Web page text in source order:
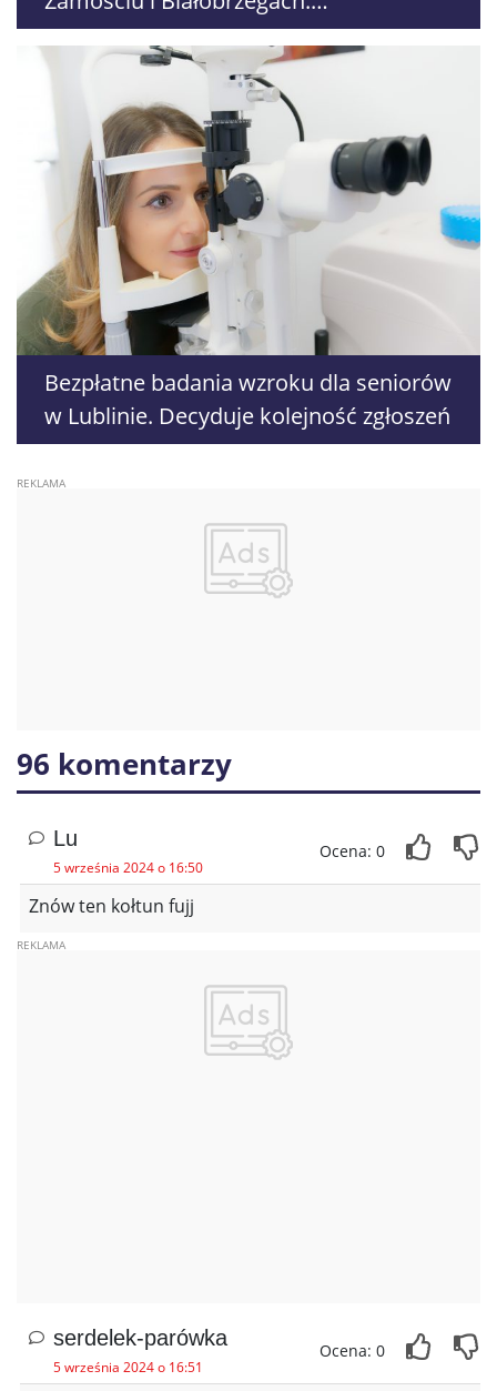
Poszkodowani trafili do szpitala
Bezpłatne badania wzroku dla seniorów
w Lublinie. Decyduje kolejność zgłoszeń
96 komentarzy
Lu
5 września 2024 o 16:50
Ocena: 0
Znów ten kołtun fujj
serdelek-parówka
5 września 2024 o 16:51
Ocena: 0